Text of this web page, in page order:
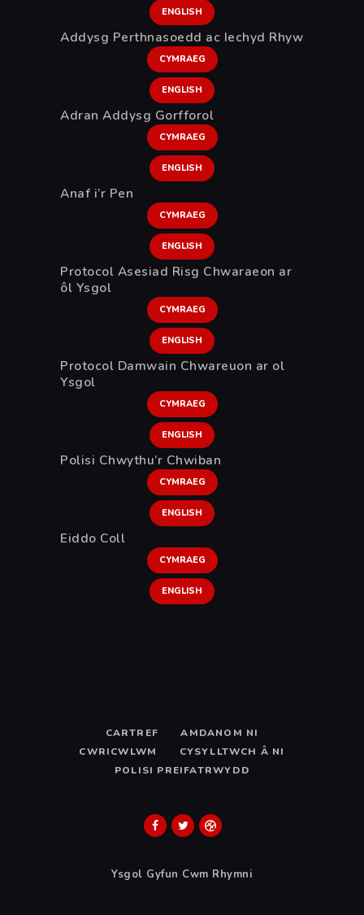
ENGLISH
Addysg Perthnasoedd ac Iechyd Rhyw
CYMRAEG
ENGLISH
Adran Addysg Gorfforol
CYMRAEG
ENGLISH
Anaf i’r Pen
CYMRAEG
ENGLISH
Protocol Asesiad Risg Chwaraeon ar
ôl Ysgol
CYMRAEG
ENGLISH
Protocol Damwain Chwareuon ar ol
Ysgol
CYMRAEG
ENGLISH
Polisi Chwythu’r Chwiban
CYMRAEG
ENGLISH
Eiddo Coll
CYMRAEG
ENGLISH
CARTREF
AMDANOM NI
CWRICWLWM
CYSYLLTWCH Â NI
POLISI PREIFATRWYDD
Ysgol Gyfun Cwm Rhymni